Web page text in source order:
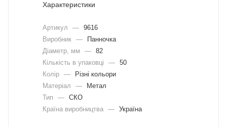
Характеристики
Артикул — 9616
Виробник —
Панночка
Діаметр, мм
— 82
Кількість в упаковці
— 50
Колір —
Різні кольори
Матеріал
—
Метал
Тип
— СКО
Країна виробництва — Україна